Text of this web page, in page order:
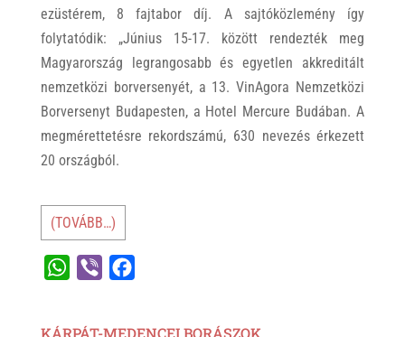
ezüstérem, 8 fajtabor díj. A sajtóközlemény így
folytatódik: „Június 15-17. között rendezték meg
Magyarország legrangosabb és egyetlen akkreditált
nemzetközi borversenyét, a 13. VinAgora Nemzetközi
Borversenyt Budapesten, a Hotel Mercure Budában. A
megmérettetésre rekordszámú, 630 nevezés érkezett
20 országból.
(TOVÁBB…)
KÁRPÁT-MEDENCEI BORÁSZOK